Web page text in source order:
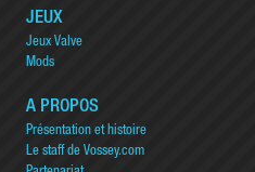
JEUX
Jeux Valve
Mods
A PROPOS
Présentation et histoire
Le staff de Vossey.com